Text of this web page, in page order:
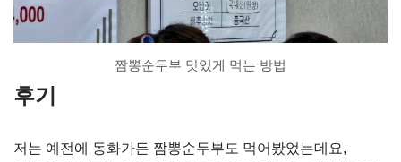
짬뽕순두부 맛있게 먹는 방법
후기
저는 예전에 동화가든 짬뽕순두부도 먹어봤었는데요,